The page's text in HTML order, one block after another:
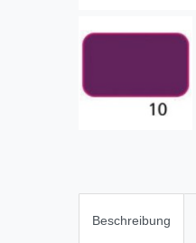
Beschreibung